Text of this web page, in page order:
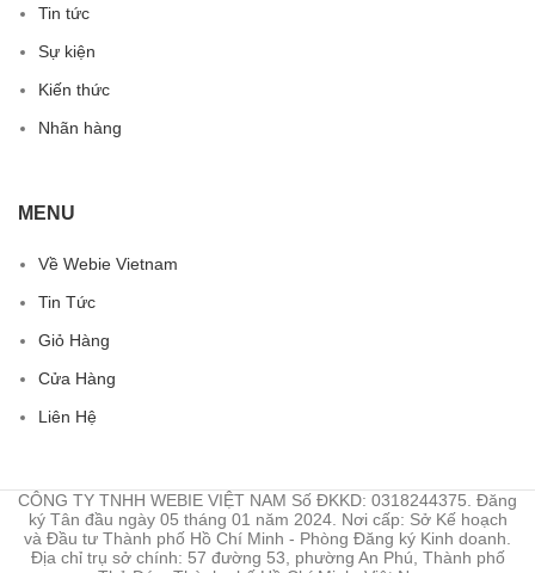
Tin tức
Sự kiện
Kiến thức
Nhãn hàng
MENU
Về Webie Vietnam
Tin Tức
Giỏ Hàng
Cửa Hàng
Liên Hệ
CÔNG TY TNHH WEBIE VIỆT NAM Số ĐKKD: 0318244375. Đăng
ký Tân đầu ngày 05 tháng 01 năm 2024. Nơi cấp: Sở Kế hoạch
và Đầu tư Thành phố Hồ Chí Minh - Phòng Đăng ký Kinh doanh.
Địa chỉ trụ sở chính: 57 đường 53, phường An Phú, Thành phố